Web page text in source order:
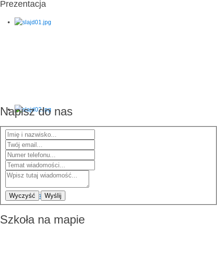
Prezentacja
Napisz do nas
Wyczyść Wyślij
Szkoła na mapie